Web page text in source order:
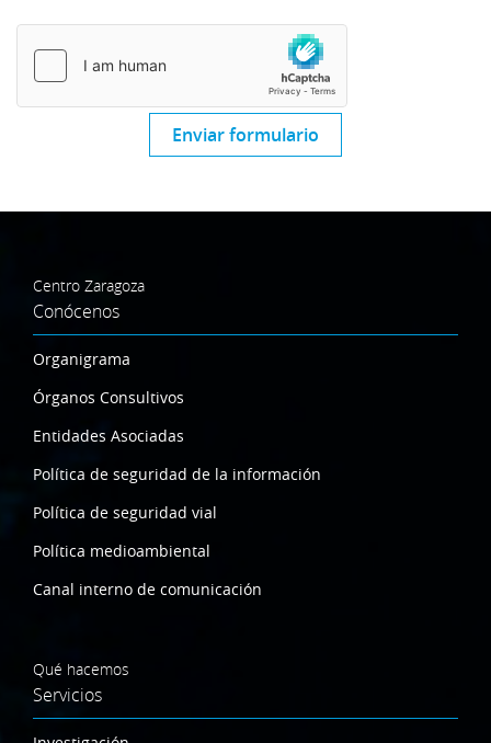
Enviar formulario
Centro Zaragoza
Conócenos
Organigrama
Órganos Consultivos
Entidades Asociadas
Política de seguridad de la información
Política de seguridad vial
Política medioambiental
Canal interno de comunicación
Qué hacemos
Servicios